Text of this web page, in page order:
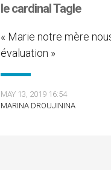
le cardinal Tagle
« Marie notre mère
évaluation »
MAY 13, 2019 16:54
MARINA DROUJININA